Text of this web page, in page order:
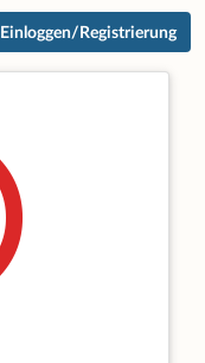
Einloggen/Registrierung